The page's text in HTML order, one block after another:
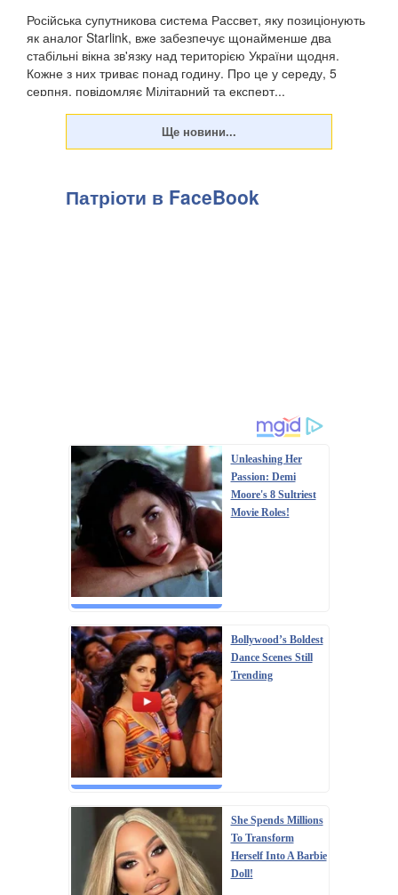
Російська супутникова система Рассвет, яку позиціонують
як аналог Starlink, вже забезпечує щонайменше два
стабільні вікна зв'язку над територією України щодня.
Кожне з них триває понад годину. Про це у середу, 5
серпня, повідомляє Мілітарний та експерт...
Патріоти в FaceBook
Unleashing Her
Passion: Demi
Moore's 8 Sultriest
Movie Roles!
Bollywood’s Boldest
Dance Scenes Still
Trending
She Spends Millions
To Transform
Herself Into A Barbie
Doll!